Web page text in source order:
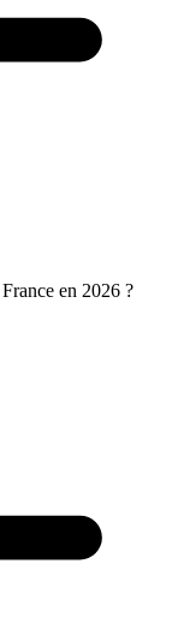
en 2026 ?